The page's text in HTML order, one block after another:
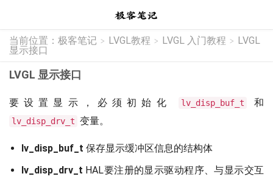
当前位置： 极客笔记 > LVGL教程 > LVGL 入门教程 > LVGL
显示接口
LVGL 显示接口
要设置显示，必须初始化 lv_disp_buf_t 和
lv_disp_drv_t 变量。
lv_disp_buf_t 保存显示缓冲区信息的结构体
lv_disp_drv_t HAL要注册的显示驱动程序、与显示交互